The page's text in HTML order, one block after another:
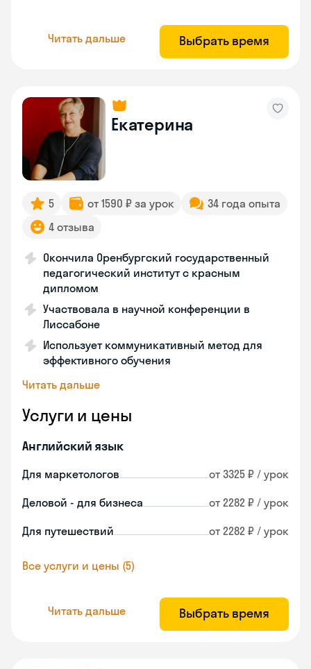
Читать дальше Выбрать время
Екатерина
5 от 1590 ₽ за урок
34 года опыта
4 отзыва
Окончила Оренбургский государственный
педагогический институт с красным
дипломом
Участвовала в научной конференции в
Лиссабоне
Использует коммуникативный метод для
эффективного обучения
Читать дальше
Услуги и цены
Английский язык
Для маркетологов от 3325 ₽ / урок
Деловой - для бизнеса от 2282 ₽ / урок
Для путешествий от 2282 ₽ / урок
Все услуги и цены (5)
Читать дальше Выбрать время